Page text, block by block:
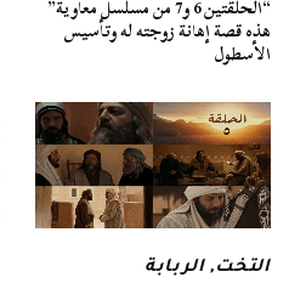
“الحلقتين 6 و7 من مسلسل معاوية”
هذه قصة إهانة زوجته له وتأسيس
الأسطول
التخت,الربابة